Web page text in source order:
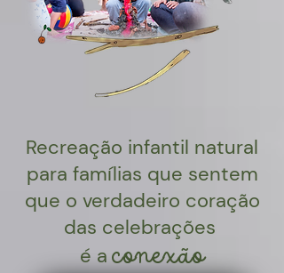
Recreação infantil natural
para famílias que sentem
que o verdadeiro coração
das celebrações
é aconexão